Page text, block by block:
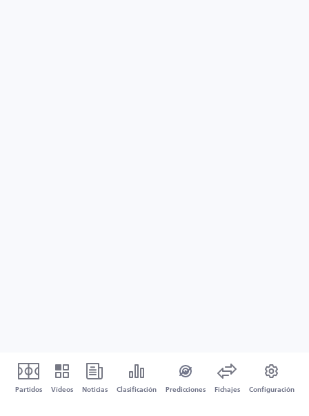
Partidos Vídeos Noticias Clasificación Predicciones Fichajes Configuración